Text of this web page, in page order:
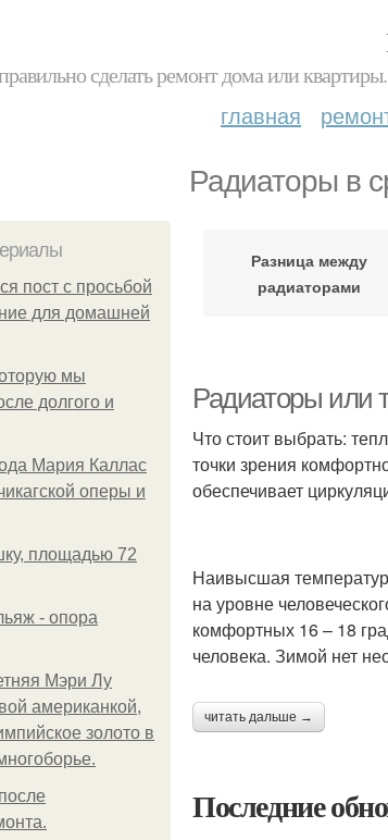
сделать ремонт дома или
главная
Радиаторы в
пост с просьбой
для домашней
мы
долгого и
Мария Каллас
оперы и
площадью 72
- опора
Мэри Лу
американкой,
золото в
Разница между
радиаторами
Радиаторы или
Что стоит выбрать:
точки зрения
обеспечивает
Наивысшая
на уровне
комфортных 16 – 18
человека. Зимой нет
читать дальше →
Последние